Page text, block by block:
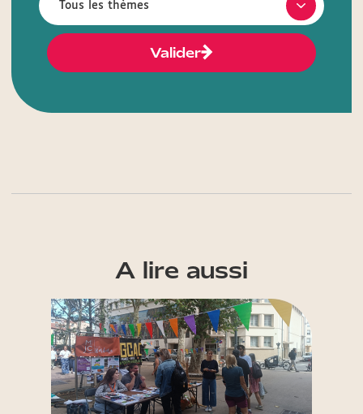
Valider
A lire aussi